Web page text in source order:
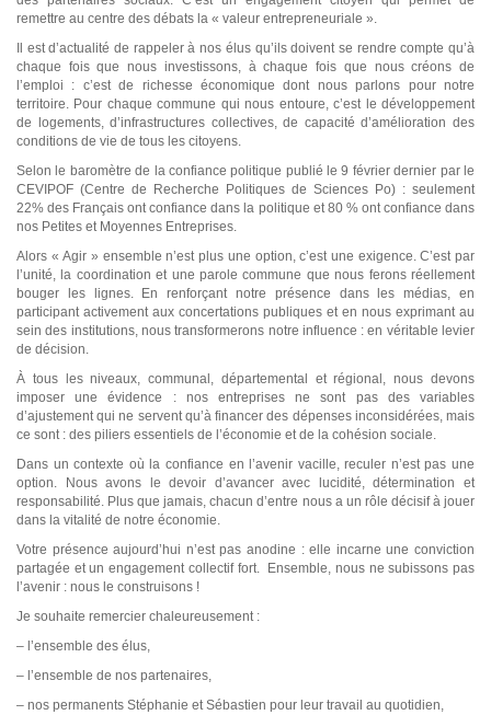
remettre au centre des débats la « valeur entrepreneuriale ».
Il est d’actualité de rappeler à nos élus qu’ils doivent se rendre compte qu’à
chaque fois que nous investissons, à chaque fois que nous créons de
l’emploi : c’est de richesse économique dont nous parlons pour notre
territoire. Pour chaque commune qui nous entoure, c’est le développement
de logements, d’infrastructures collectives, de capacité d’amélioration des
conditions de vie de tous les citoyens.
Selon le baromètre de la confiance politique publié le 9 février dernier par le
CEVIPOF (Centre de Recherche Politiques de Sciences Po) : seulement
22% des Français ont confiance dans la politique et 80 % ont confiance dans
nos Petites et Moyennes Entreprises.
Alors « Agir » ensemble n’est plus une option, c’est une exigence. C’est par
l’unité, la coordination et une parole commune que nous ferons réellement
bouger les lignes. En renforçant notre présence dans les médias, en
participant activement aux concertations publiques et en nous exprimant au
sein des institutions, nous transformerons notre influence : en véritable levier
de décision.
À tous les niveaux, communal, départemental et régional, nous devons
imposer une évidence : nos entreprises ne sont pas des variables
d’ajustement qui ne servent qu’à financer des dépenses inconsidérées, mais
ce sont : des piliers essentiels de l’économie et de la cohésion sociale.
Dans un contexte où la confiance en l’avenir vacille, reculer n’est pas une
option. Nous avons le devoir d’avancer avec lucidité, détermination et
responsabilité. Plus que jamais, chacun d’entre nous a un rôle décisif à jouer
dans la vitalité de notre économie.
Votre présence aujourd’hui n’est pas anodine : elle incarne une conviction
partagée et un engagement collectif fort. Ensemble, nous ne subissons pas
l’avenir : nous le construisons !
Je souhaite remercier chaleureusement :
– l’ensemble des élus,
– l’ensemble de nos partenaires,
– nos permanents Stéphanie et Sébastien pour leur travail au quotidien,